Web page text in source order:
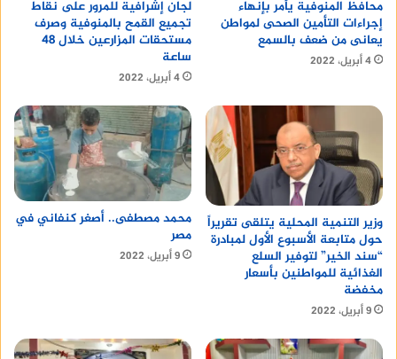
محافظ المنوفية يأمر بإنهاء
إجراءات التأمين الصحى لمواطن
يعانى من ضعف بالسمع
4 أبريل، 2022
لجان إشرافية للمرور على نقاط
تجميع القمح بالمنوفية وصرف
مستحقات المزارعين خلال 48
ساعة
4 أبريل، 2022
وزير التنمية المحلية يتلقى تقريراً
حول متابعة الأسبوع الأول لمبادرة
“سند الخير” لتوفير السلع
الغذائية للمواطنين بأسعار
مخفضة
9 أبريل، 2022
محمد مصطفى.. أصغر كنفاني في
مصر
9 أبريل، 2022